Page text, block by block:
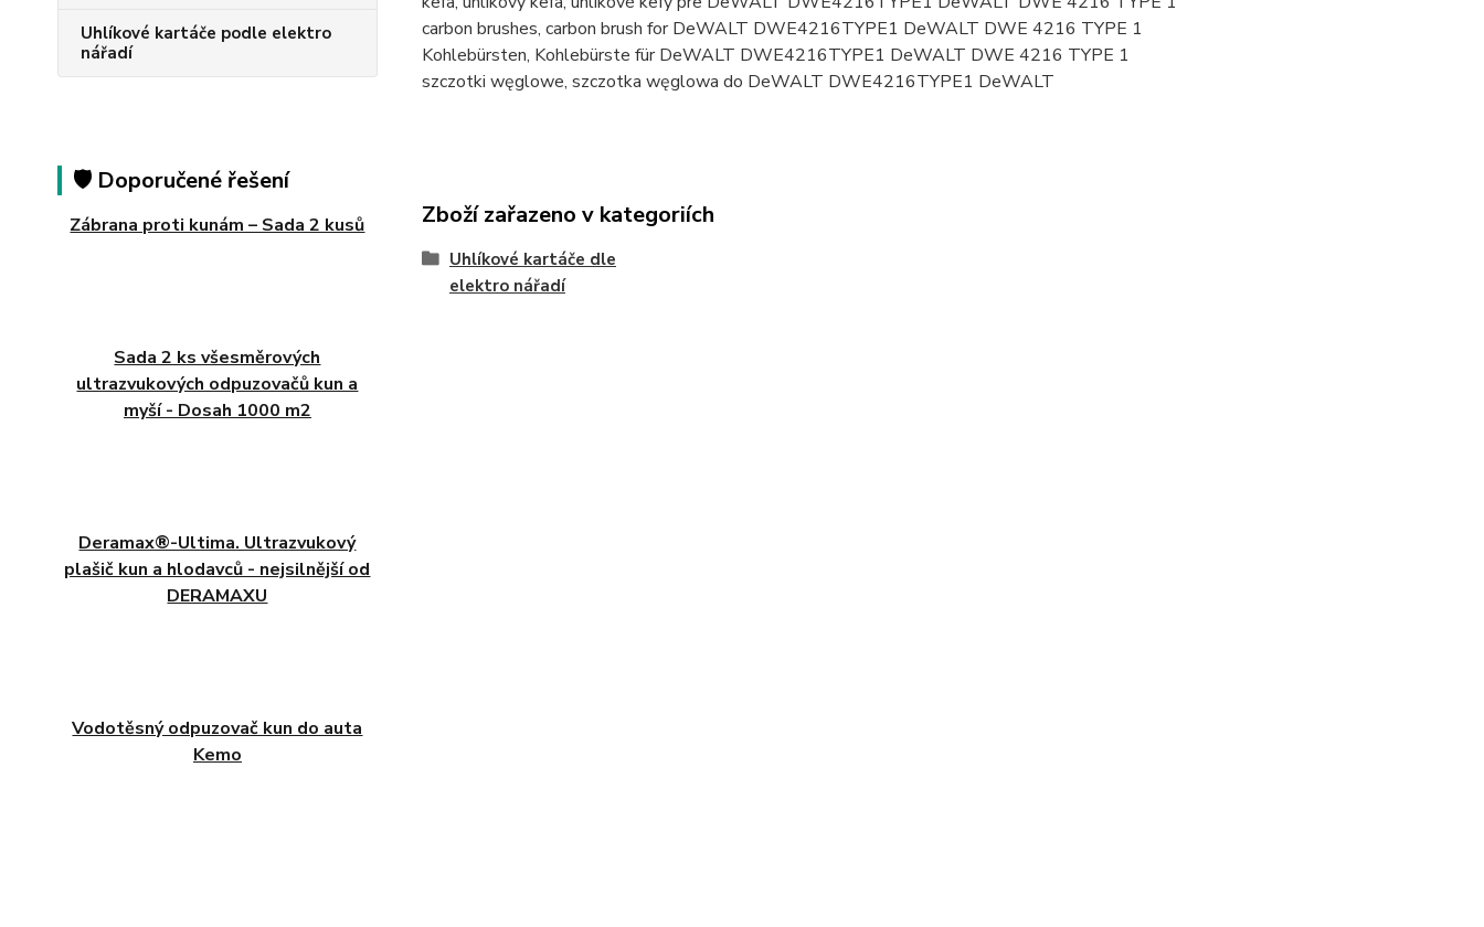
Uhlíkové kartáče podle elektro
nářadí
🛡️ Doporučené řešení
Zábrana proti kunám – Sada 2 kusů
Sada 2 ks všesměrových
ultrazvukových odpuzovačů kun a
myší - Dosah 1000 m2
Deramax®-Ultima. Ultrazvukový
plašič kun a hlodavců - nejsilnější od
DERAMAXU
Vodotěsný odpuzovač kun do auta
Kemo
carbon brushes, carbon brush for DeWALT DWE4216TYPE1 DeWALT DWE 4216 TYPE 1
Kohlebürsten, Kohlebürste für DeWALT DWE4216TYPE1 DeWALT DWE 4216 TYPE 1
szczotki węglowe, szczotka węglowa do DeWALT DWE4216TYPE1 DeWALT
Zboží zařazeno v kategoriích
Uhlíkové kartáče dle
elektro nářadí